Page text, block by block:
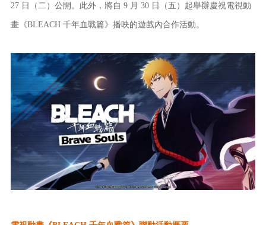
27 日（二）公開。此外，將自 9 月 30 日（五）起舉辦慶祝電視動
畫《BLEACH 千年血戰篇》播映的遊戲內合作活動。